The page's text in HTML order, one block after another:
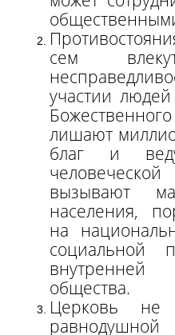
сем
участии
лишают
благ и
вызывают
населения,
на
социальной
общества.
Церковь не